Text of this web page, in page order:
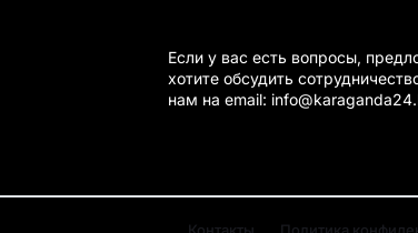
Если у вас есть вопросы,
хотите обсудить
нам на email: